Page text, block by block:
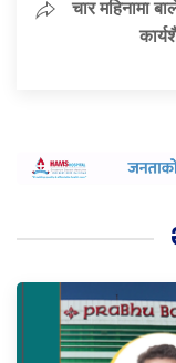
चार महिनामा